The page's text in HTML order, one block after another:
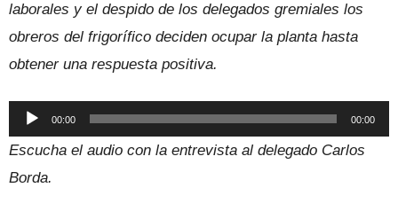
laborales y el despido de los delegados gremiales los
obreros del frigorífico deciden ocupar la planta hasta
obtener una respuesta positiva.
Reproductor
de
audio
00:00 00:00
Escucha el audio con la entrevista al delegado Carlos
Borda.